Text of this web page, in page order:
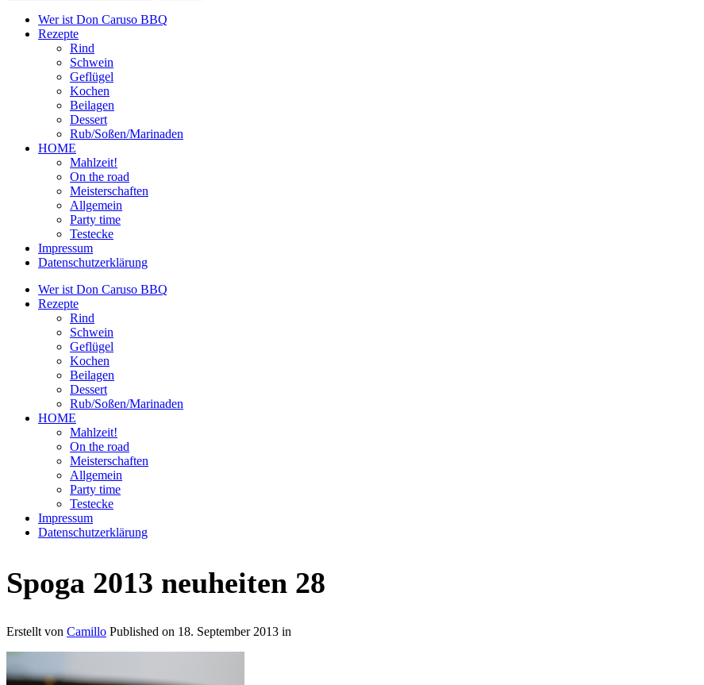
Wer ist Don Caruso BBQ
Rezepte
Rind
Schwein
Geflügel
Kochen
Beilagen
Dessert
Rub/Soßen/Marinaden
HOME
Mahlzeit!
On the road
Meisterschaften
Allgemein
Party time
Testecke
Impressum
Datenschutzerklärung
Wer ist Don Caruso BBQ
Rezepte
Rind
Schwein
Geflügel
Kochen
Beilagen
Dessert
Rub/Soßen/Marinaden
HOME
Mahlzeit!
On the road
Meisterschaften
Allgemein
Party time
Testecke
Impressum
Datenschutzerklärung
Spoga 2013 neuheiten 28
Erstellt von Camillo Published on 18. September 2013 in